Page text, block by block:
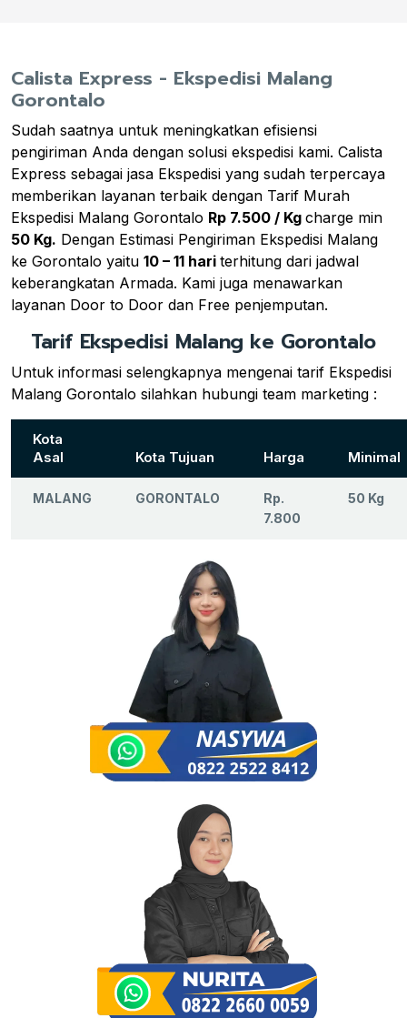
Calista Express - Ekspedisi Malang
Gorontalo
Sudah saatnya untuk meningkatkan efisiensi
pengiriman Anda dengan solusi ekspedisi kami. Calista
Express sebagai jasa Ekspedisi yang sudah terpercaya
memberikan layanan terbaik dengan Tarif Murah
Ekspedisi Malang Gorontalo Rp 7.500 / Kg charge min
50 Kg. Dengan Estimasi Pengiriman Ekspedisi Malang
ke Gorontalo yaitu 10 – 11 hari terhitung dari jadwal
keberangkatan Armada. Kami juga menawarkan
layanan Door to Door dan Free penjemputan.
Tarif Ekspedisi Malang ke Gorontalo
Untuk informasi selengkapnya mengenai tarif Ekspedisi
Malang Gorontalo silahkan hubungi team marketing :
Kota
Asal
Kota Tujuan Harga Minimal
MALANG GORONTALO
Rp.
7.800
50 Kg